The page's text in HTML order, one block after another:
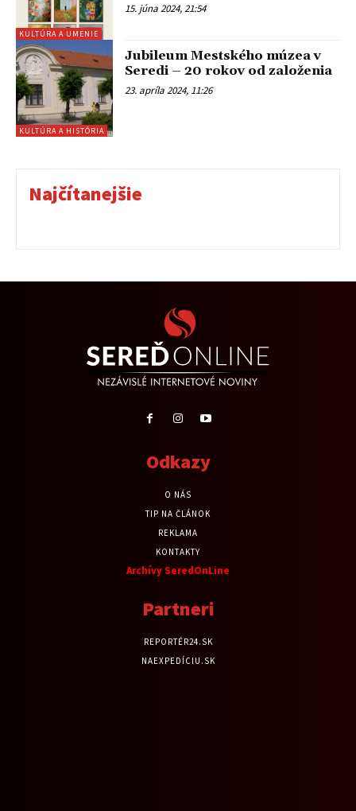
KULTÚRA A UMENIE
15. júna 2024, 21:54
KULTÚRA A HISTÓRIA
Jubileum Mestského múzea v
Seredi – 20 rokov od založenia
23. apríla 2024, 11:26
Najčítanejšie
Odkazy
O NÁS
TIP NA ČLÁNOK
REKLAMA
KONTAKTY
Archívy SeredOnLine
Partneri
REPORTÉR24.SK
NAEXPEDÍCIU.SK